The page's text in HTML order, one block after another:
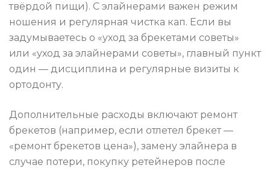
твёрдой пищи). С элайнерами важен режим
ношения и регулярная чистка кап. Если вы
задумываетесь о «уход за брекетами советы»
или «уход за элайнерами советы», главный пункт
один — дисциплина и регулярные визиты к
ортодонту.
Дополнительные расходы включают ремонт
брекетов (например, если отлетел брекет —
«ремонт брекетов цена»), замену элайнера в
случае потери, покупку ретейнеров после